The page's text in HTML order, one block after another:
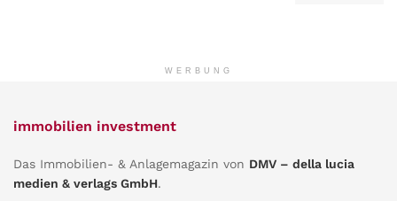
WERBUNG
immobilien investment
Das Immobilien- & Anlagemagazin von DMV – della lucia
medien & verlags GmbH.